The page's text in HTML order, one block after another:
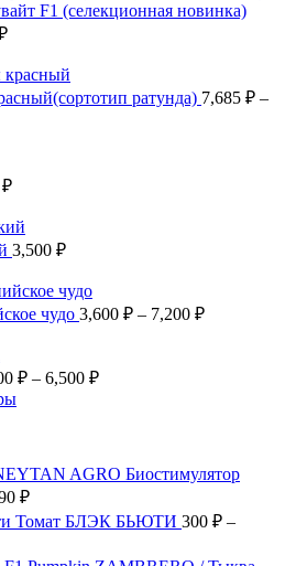
F1 (селекционная новинка)
Диапазон
18,560 ₽
–
ратунда) 7,685 ₽ –
₽
3,500 ₽
чудо 3,600 ₽ – 7,200 ₽Диапазон
₽ – 6,500 ₽Диапазон
Этот
вариаций.
Опции
можно
на
Биостимулятор
₽
Томат БЛЭК БЬЮТИ 300 ₽ –